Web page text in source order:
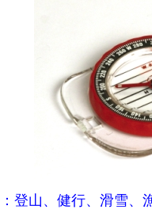
登山、健行、滑雪、